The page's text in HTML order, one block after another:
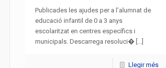
Publicades les ajudes per a l’alumnat de
educació infantil de 0 a 3 anys
escolaritzat en centres específics i
municipals. Descarrega resoluci� [...]
Llegir més